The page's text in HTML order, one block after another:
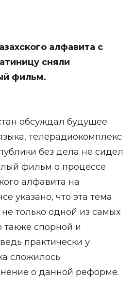
алфавита с
сняли
фильм.
обсуждал будущее
телерадиокомплекс
без дела не сидел
фильм о процессе
алфавита на
указано, что эта тема
только одной из самых
спорной и
практически у
сложилось
о данной реформе.